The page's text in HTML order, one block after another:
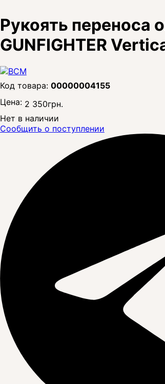
Рукоять переноса
GUNFIGHTER
00000004155
Цена: 2 350грн.
Нет в наличии
Сообщить о поступлении